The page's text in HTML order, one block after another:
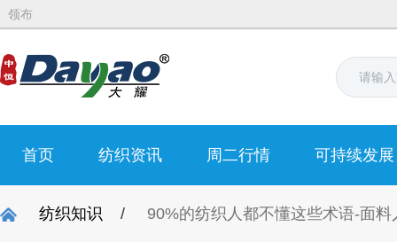
领布
首页 纺织资讯 周二行情 可持续发展
纺织知识 / 90%的纺织人都不懂这些术语-面料